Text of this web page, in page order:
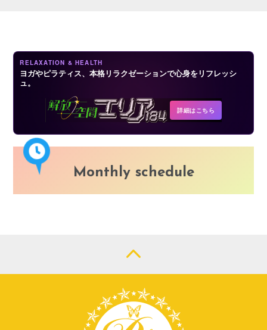
RELAXATION & HEALTH
ヨガやピラティス、本格リラクゼーションで心身をリフレッシ
ュ。
詳細はこちら
Monthly schedule